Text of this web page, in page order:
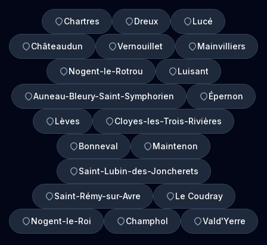
Chartres Dreux Lucé
Châteaudun Vernouillet Mainvilliers
Nogent-le-Rotrou Luisant
Auneau-Bleury-Saint-Symphorien Épernon
Lèves Cloyes-les-Trois-Rivières
Bonneval Maintenon
Saint-Lubin-des-Joncherets
Saint-Rémy-sur-Avre Le Coudray
Nogent-le-Roi Champhol Vald'Yerre